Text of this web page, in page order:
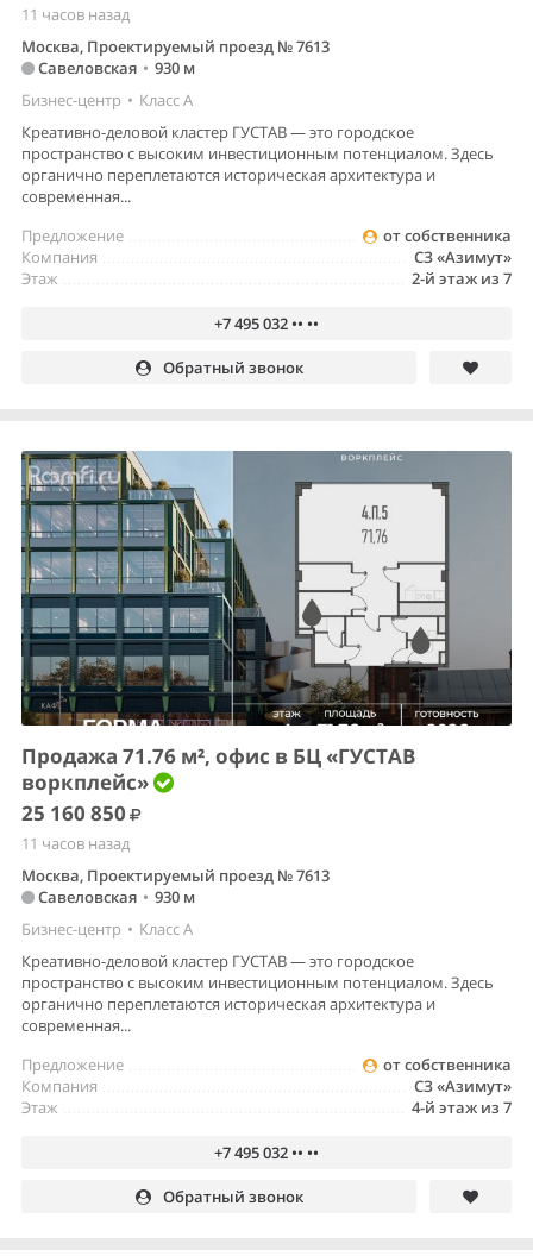
11 часов назад
Москва, Проектируемый проезд № 7613
Савеловская • 930 м
Бизнес-центр • Класс A
Креативно-деловой кластер ГУСТАВ — это городское
пространство с высоким инвестиционным потенциалом. Здесь
органично переплетаются историческая архитектура и
современная...
от собственника
Предложение
СЗ «Азимут»
Компания
2-й этаж из 7
Этаж
+7 495 032 •• ••
Обратный звонок
Продажа 71.76 м², офис в БЦ «ГУСТАВ
воркплейс»
25 160 850
11 часов назад
Москва, Проектируемый проезд № 7613
Савеловская • 930 м
Бизнес-центр • Класс A
Креативно-деловой кластер ГУСТАВ — это городское
пространство с высоким инвестиционным потенциалом. Здесь
органично переплетаются историческая архитектура и
современная...
от собственника
Предложение
СЗ «Азимут»
Компания
4-й этаж из 7
Этаж
+7 495 032 •• ••
Обратный звонок